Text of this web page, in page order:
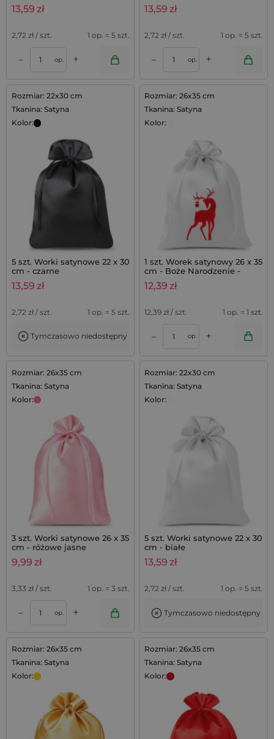
13,59 zł
2,72 zł / szt. 1 op. = 5 szt.
– op. +
13,59 zł
2,72 zł / szt. 1 op. = 5 szt.
– op. +
Rozmiar: 22x30 cm
Tkanina: Satyna
Kolor:
5 szt. Worki satynowe 22 x 30
cm - czarne
13,59 zł
2,72 zł / szt. 1 op. = 5 szt.
Tymczasowo niedostępny
Rozmiar: 26x35 cm
Tkanina: Satyna
Kolor:
1 szt. Worek satynowy 26 x 35
cm - Boże Narodzenie -
Jeleń
12,39 zł
12,39 zł / szt. 1 op. = 1 szt.
– op. +
Rozmiar: 26x35 cm
Tkanina: Satyna
Kolor:
3 szt. Worki satynowe 26 x 35
cm - różowe jasne
9,99 zł
3,33 zł / szt. 1 op. = 3 szt.
– op. +
Rozmiar: 22x30 cm
Tkanina: Satyna
Kolor:
5 szt. Worki satynowe 22 x 30
cm - białe
13,59 zł
2,72 zł / szt. 1 op. = 5 szt.
Tymczasowo niedostępny
Rozmiar: 26x35 cm
Tkanina: Satyna
Kolor:
Rozmiar: 26x35 cm
Tkanina: Satyna
Kolor: